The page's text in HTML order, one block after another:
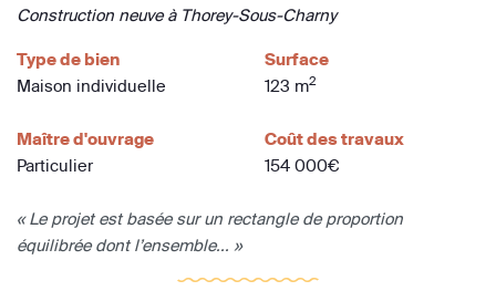
Construction neuve à Thorey-Sous-Charny
Type de bien
Maison individuelle
Surface
123 m2
Maître d'ouvrage
Particulier
Coût des travaux
154 000€
« Le projet est basée sur un rectangle de proportion
équilibrée dont l’ensemble... »